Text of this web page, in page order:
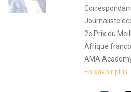
Journaliste
2e Prix du
Afrique
AMA
En savoir plus